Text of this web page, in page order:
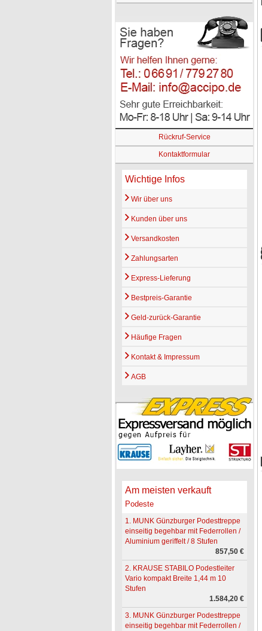
Rückruf-Service
Kontaktformular
Wichtige Infos
Wir über uns
Kunden über uns
Versandkosten
Zahlungsarten
Express-Lieferung
Bestpreis-Garantie
Geld-zurück-Garantie
Häufige Fragen
Kontakt & Impressum
AGB
Am meisten verkauft
Podeste
1. MUNK Günzburger Podesttreppe
einseitig begehbar mit Federrollen /
Aluminium geriffelt / 8 Stufen
857,50 €
2. KRAUSE STABILO Podestleiter
Vario kompakt Breite 1,44 m 10
Stufen
1.584,20 €
3. MUNK Günzburger Podesttreppe
einseitig begehbar mit Federrollen /